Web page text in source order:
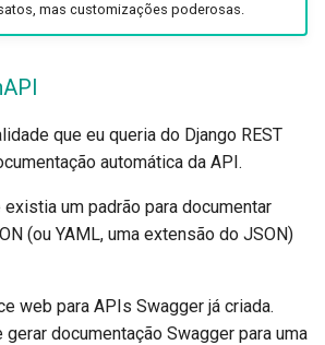
mas customizações poderosas.
que eu queria do Django REST
automática da API.
um padrão para documentar
(ou YAML, uma extensão do JSON)
web para APIs Swagger já criada.
gerar documentação Swagger para uma